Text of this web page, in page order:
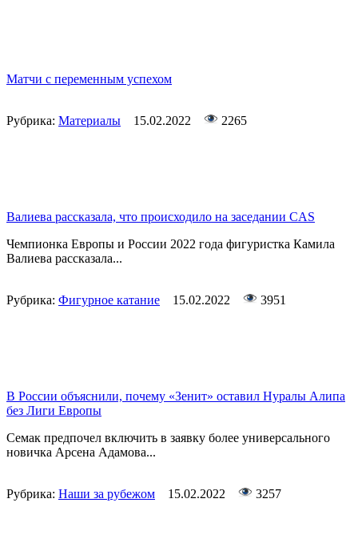
Матчи с переменным успехом
Рубрика: Материалы 15.02.2022 2265
Валиева рассказала, что происходило на заседании CAS
Чемпионка Европы и России 2022 года фигуристка Камила
Валиева рассказала...
Рубрика: Фигурное катание 15.02.2022 3951
В России объяснили, почему «Зенит» оставил Нуралы Алипа
без Лиги Европы
Семак предпочел включить в заявку более универсального
новичка Арсена Адамова...
Рубрика: Наши за рубежом 15.02.2022 3257